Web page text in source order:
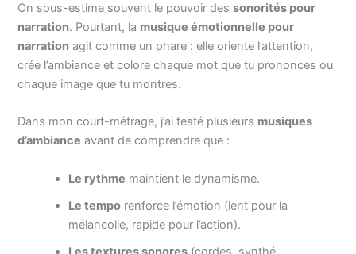
On sous-estime souvent le pouvoir dessonorités pour
narration. Pourtant, la musique émotionnelle pour
narration agit comme un phare : elle oriente l’attention,
crée l’ambiance et colore chaque mot que tu prononces ou
chaque image que tu montres.
Dans mon court-métrage, j’ai testé plusieurs musiques
d’ambiance avant de comprendre que :
Le rythme maintient le dynamisme.
Le tempo renforce l’émotion (lent pour la
mélancolie, rapide pour l’action).